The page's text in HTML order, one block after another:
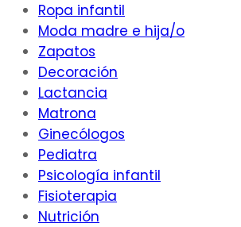
Ropa infantil
Moda madre e hija/o
Zapatos
Decoración
Lactancia
Matrona
Ginecólogos
Pediatra
Psicología infantil
Fisioterapia
Nutrición